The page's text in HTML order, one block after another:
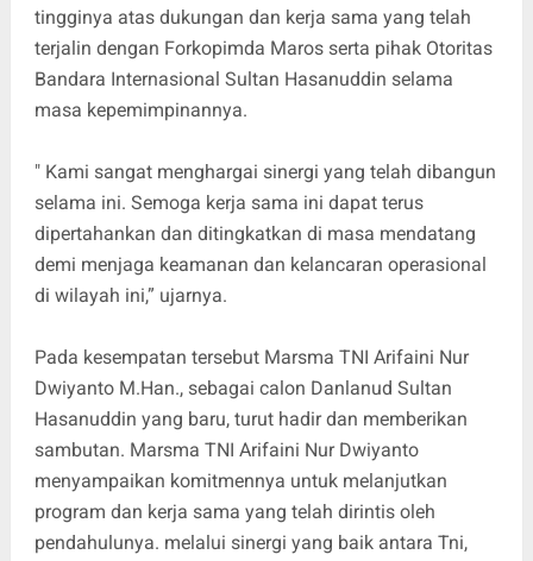
tingginya atas dukungan dan kerja sama yang telah
terjalin dengan Forkopimda Maros serta pihak Otoritas
Bandara Internasional Sultan Hasanuddin selama
masa kepemimpinannya.
" Kami sangat menghargai sinergi yang telah dibangun
selama ini. Semoga kerja sama ini dapat terus
dipertahankan dan ditingkatkan di masa mendatang
demi menjaga keamanan dan kelancaran operasional
di wilayah ini,” ujarnya.
Pada kesempatan tersebut Marsma TNI Arifaini Nur
Dwiyanto M.Han., sebagai calon Danlanud Sultan
Hasanuddin yang baru, turut hadir dan memberikan
sambutan. Marsma TNI Arifaini Nur Dwiyanto
menyampaikan komitmennya untuk melanjutkan
program dan kerja sama yang telah dirintis oleh
pendahulunya. melalui sinergi yang baik antara Tni,